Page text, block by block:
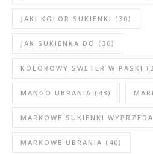
JAKI KOLOR SUKIENKI (30)
JAK SUKIENKA DO (30)
KOLOROWY SWETER W PASKI
MANGO UBRANIA (43)
MARKOWE SUKIENKI
MARKOWE UBRANIA (40)